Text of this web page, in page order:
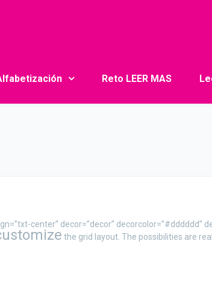
Reto LEER MAS
center” decor=”decor”
the grid layout. The possibilities are